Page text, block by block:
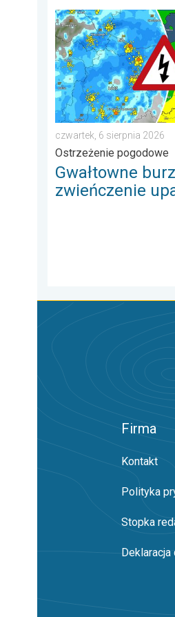
Gwałtowne burze na
czwartek, 6 sierpnia 2026
Ostrzeżenie pogodowe
Gwałtowne
zwieńczenie
Firma
Kontakt
Polityka
Stopka